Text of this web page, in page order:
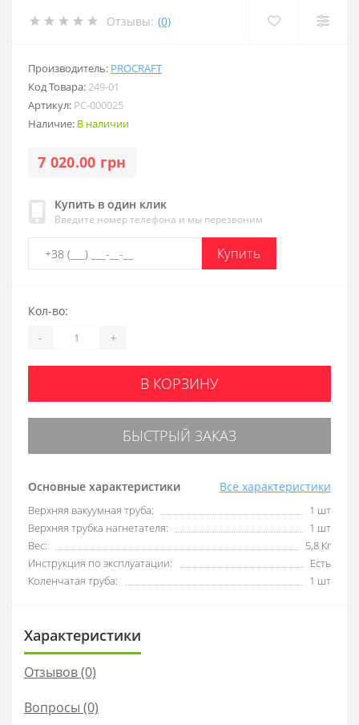
Отзывы: (0)
Производитель: PROCRAFT
Код Товара:249-01
Артикул: PC-000025
Наличие: В наличии
7 020.00 грн
Купить в один клик
Введите номер телефона и мы перезвоним
Купить
Основные характеристики Все характеристики
Верхняя вакуумная труба:
1 шт
Верхняя трубка нагнетателя:
1 шт
Вес:
5,8 Кг
Инструкция по эксплуатации:
Есть
Коленчатая труба:
1 шт
Кол-во:
- +
В КОРЗИНУ
БЫСТРЫЙ ЗАКАЗ
Характеристики
Отзывов (0)
Вопросы (0)